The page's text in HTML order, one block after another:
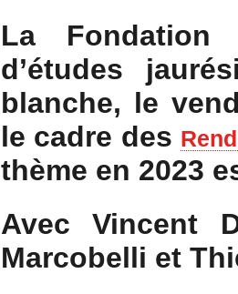
La Fondation
d’études
blanche, le
le cadre des
thème en 2023
Avec Vincent
Marcobelli et